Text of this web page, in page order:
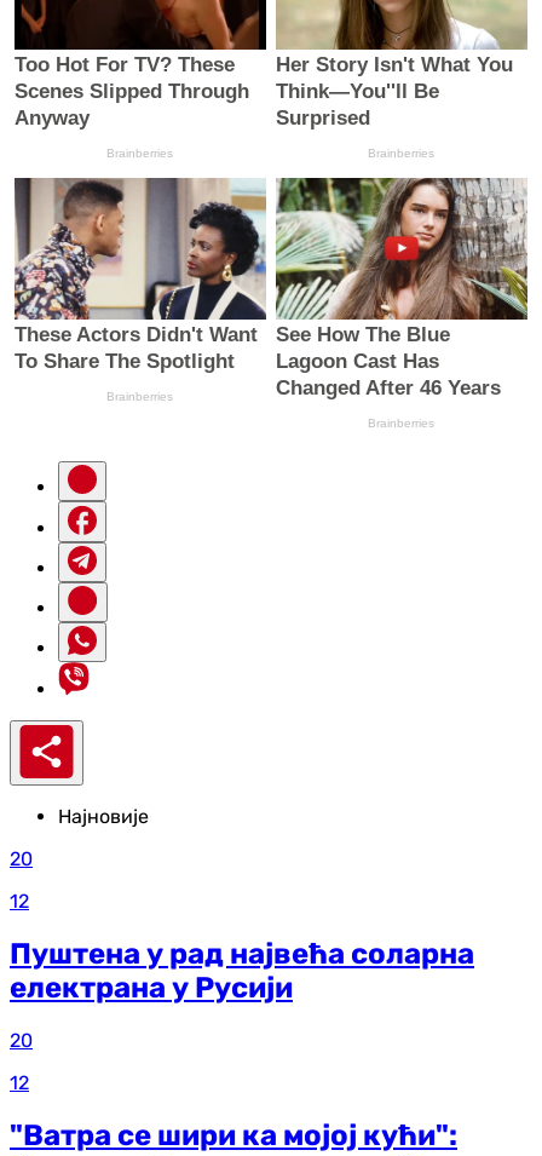
Најновије
20
12
Пуштена у рад највећа соларна
електрана у Русији
20
12
"Ватра се шири ка мојој кући":